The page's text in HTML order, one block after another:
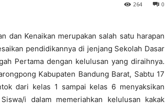
0
264
dan Kenaikan merupakan salah satu harapan
pendidikannya di jenjang Sekolah Dasar
Pertama dengan kelulusan yang diraihnya.
Kabupaten Bandung Barat, Sabtu 17
dari kelas 1 sampai kelas 6 menyaksikan
i dalam memeriahkan kelulusan kakak